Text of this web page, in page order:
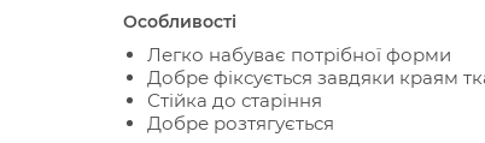
Особливості
Легко набуває потрібної форми
Добре фіксується завдяки краям
Стійка до старіння
Добре розтягується